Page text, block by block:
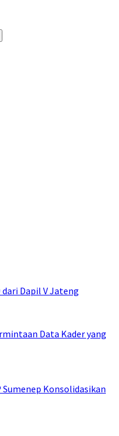
Dapil V Jateng
Data Kader yang
Konsolidasikan